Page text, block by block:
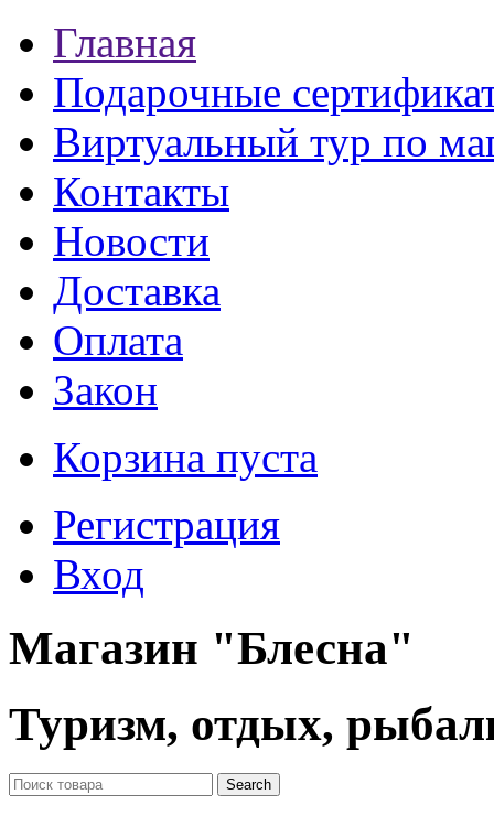
Главная
Подарочные
Виртуальный тур по
Контакты
Новости
Доставка
Оплата
Закон
Корзина пуста
Регистрация
Вход
Магазин "Блесна"
Туризм, отдых,